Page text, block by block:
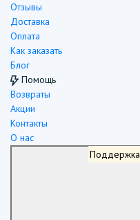
Отзывы
Доставка
Оплата
Как заказать
Блог
Помощь
Возвраты
Акции
Контакты
О нас
Поддержка